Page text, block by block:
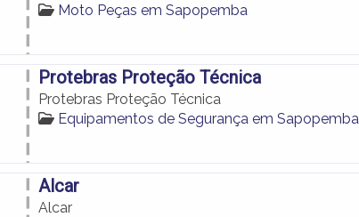
Moto Peças em Sapopemba
Protebras Proteção Técnica
Protebras Proteção Técnica
Equipamentos de Segurança em Sapopemba
Alcar
Alcar